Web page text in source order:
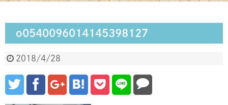
o0540096014145398127
2018/4/28